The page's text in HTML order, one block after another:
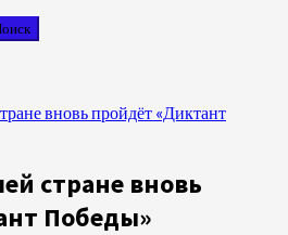
вновь пройдёт «Диктант
стране вновь
Победы»